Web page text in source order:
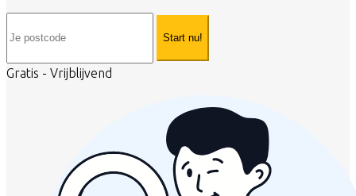
Start nu!
Gratis - Vrijblijvend